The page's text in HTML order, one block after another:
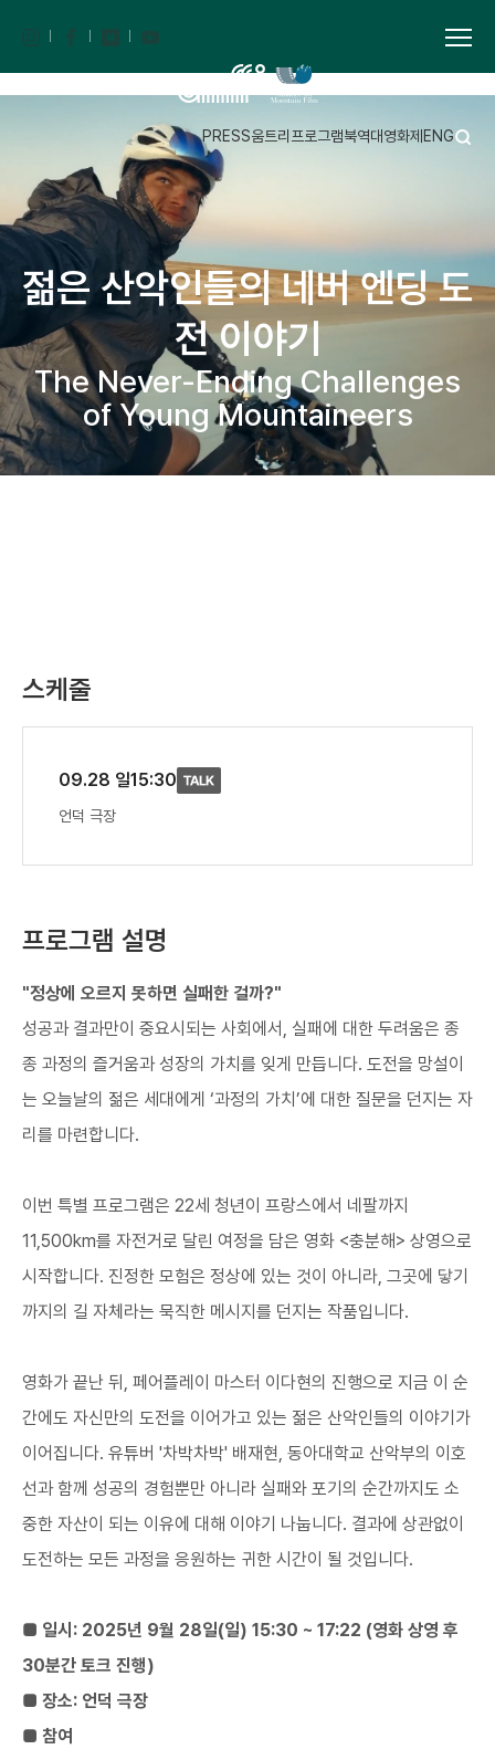
PRESS움트리 프로그램북역대영화제 ENG
젊은 산악인들의 네버 엔딩 도
전 이야기
The Never-Ending Challenges
of Young Mountaineers
스케줄
09.28 일15:30
언덕 극장
프로그램 설명
"정상에 오르지 못하면 실패한 걸까?"
성공과 결과만이 중요시되는 사회에서, 실패에 대한 두려움은 종
종 과정의 즐거움과 성장의 가치를 잊게 만듭니다. 도전을 망설이
는 오늘날의 젊은 세대에게 ‘과정의 가치’에 대한 질문을 던지는 자
리를 마련합니다.
이번 특별 프로그램은 22세 청년이 프랑스에서 네팔까지
11,500km를 자전거로 달린 여정을 담은 영화 <충분해> 상영으로
시작합니다. 진정한 모험은 정상에 있는 것이 아니라, 그곳에 닿기
까지의 길 자체라는 묵직한 메시지를 던지는 작품입니다.
영화가 끝난 뒤, 페어플레이 마스터 이다현의 진행으로 지금 이 순
간에도 자신만의 도전을 이어가고 있는 젊은 산악인들의 이야기가
이어집니다. 유튜버 '차박차박' 배재현, 동아대학교 산악부의 이호
선과 함께 성공의 경험뿐만 아니라 실패와 포기의 순간까지도 소
중한 자산이 되는 이유에 대해 이야기 나눕니다. 결과에 상관없이
도전하는 모든 과정을 응원하는 귀한 시간이 될 것입니다.
■ 일시: 2025년 9월 28일(일) 15:30 ~ 17:22 (영화 상영 후
30분간 토크 진행)
■ 장소: 언덕 극장
■ 참여